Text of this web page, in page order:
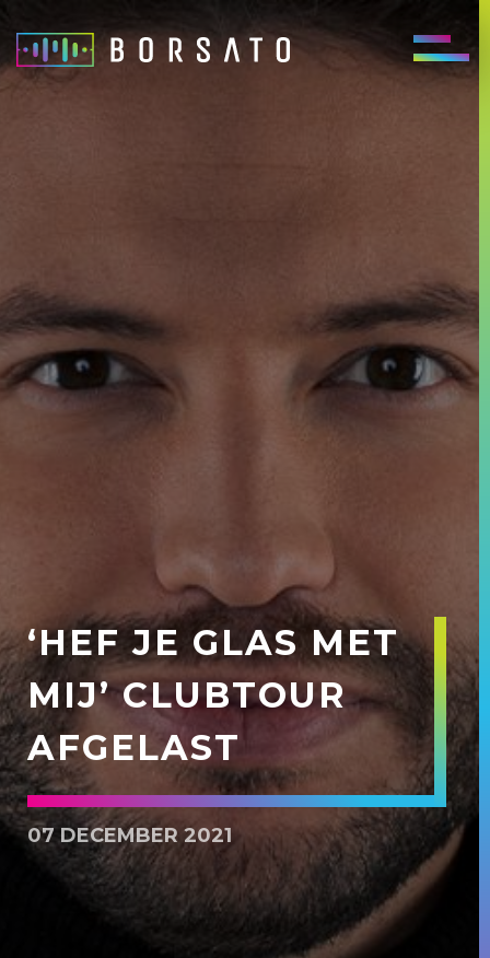
‘HEF JE GLAS MET
MIJ’ CLUBTOUR
AFGELAST
07 DECEMBER 2021